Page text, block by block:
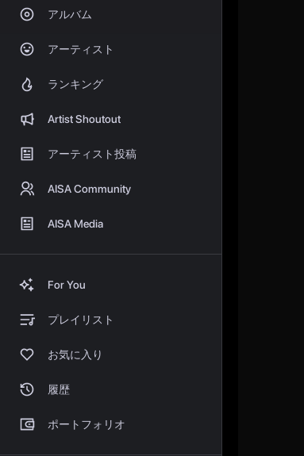
アルバム
アーティスト
ランキング
Artist Shoutout
アーティスト投稿
AISA Community
AISA Media
For You
プレイリスト
お気に入り
履歴
ポートフォリオ